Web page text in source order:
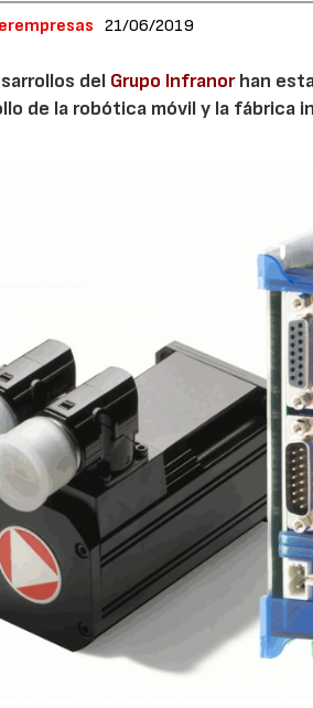
21/06/2019
del Grupo Infranorhan
de la robótica móvil y la fábrica